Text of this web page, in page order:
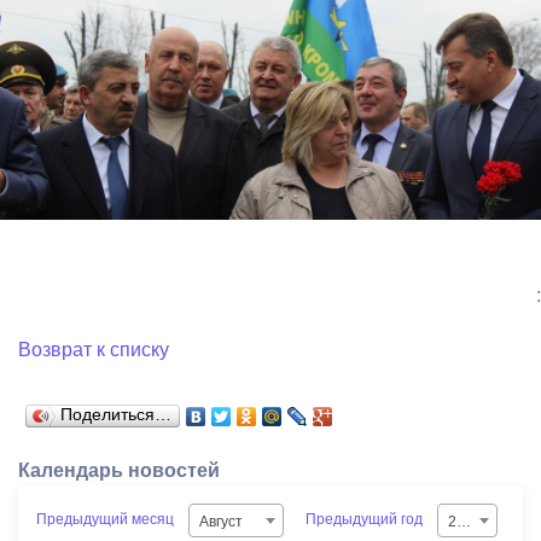
:
Возврат к списку
Поделиться…
Календарь новостей
Предыдущий месяц Август Предыдущий год